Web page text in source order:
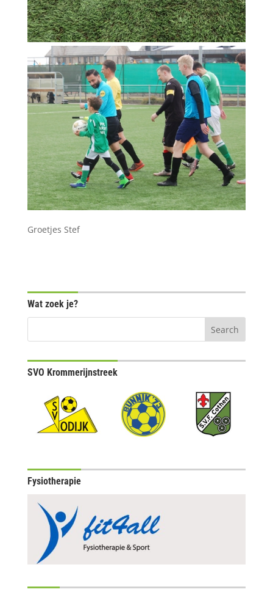
Groetjes Stef
Wat zoek je?
SVO Krommerijnstreek
Fysiotherapie